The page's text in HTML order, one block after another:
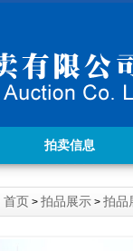
拍卖信息
首页 > 拍品展示 > 拍品